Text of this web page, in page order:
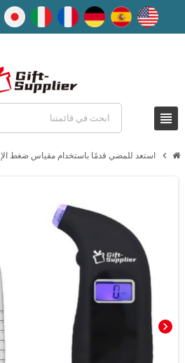
view_headline
chevron_right استعد للمضي قدمًا باستخدام مقياس ضغط
chevron_right